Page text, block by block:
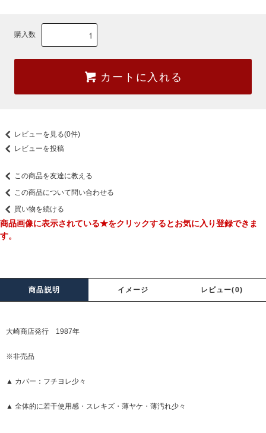
購入数
カートに入れる
レビューを見る(0件)
レビューを投稿
この商品を友達に教える
この商品について問い合わせる
買い物を続ける
商品画像に表示されている★をクリックするとお気に入り登録できま
す。
商品説明 イメージ レビュー(0)
大崎商店発行 1987年
※非売品
▲ カバー：フチヨレ少々
▲ 全体的に若干使用感・スレキズ・薄ヤケ・薄汚れ少々